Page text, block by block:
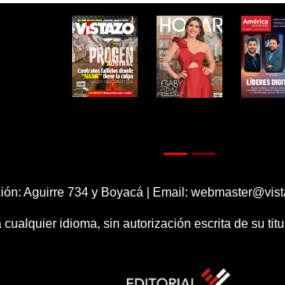
Aguirre 734 y Boyacá | Email:
idioma, sin autorización escrita de su